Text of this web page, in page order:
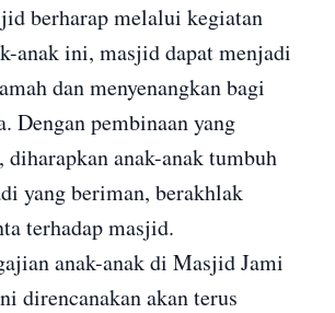
berharap melalui kegiatan
anak ini, masjid dapat menjadi
dan menyenangkan bagi
Dengan pembinaan yang
anak-anak tumbuh
yang beriman, berakhlak
terhadap masjid.
anak-anak di Masjid Jami
direncanakan akan terus